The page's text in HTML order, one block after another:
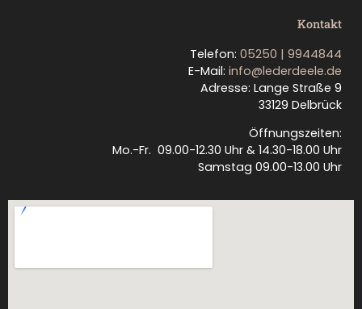
Kontakt
Telefon: 05250 | 9944844
E-Mail: info@lederdeele.de
Adresse: Lange Straße 9
33129 Delbrück
Öffnungszeiten:
Mo.-Fr. 09.00-12.30 Uhr & 14.30-18.00 Uhr
Samstag 09.00-13.00 Uhr